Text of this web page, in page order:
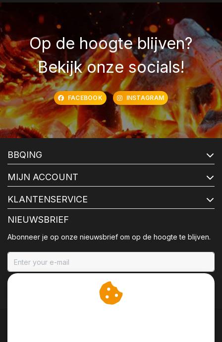
Op de hoogte blijven?
Bekijk onze socials!
FACEBOOK INSTAGRAM
BBQING
MIJN ACCOUNT
KLANTENSERVICE
NIEUWSBRIEF
Abonneer je op onze nieuwsbrief om op de hoogte te blijven.